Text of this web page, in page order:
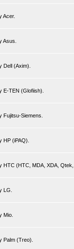
Acer.
Asus.
Dell (Axim).
E-TEN (Glofiish).
Siemens.
(iPAQ).
(HTC, MDA, XDA,
LG.
Mio.
Palm (Treo).